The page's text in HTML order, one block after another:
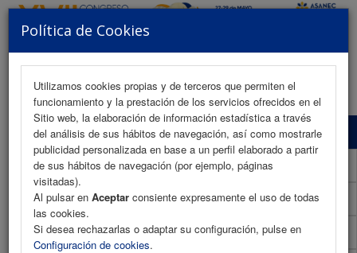
Política de Cookies
Utilizamos cookies propias y de terceros que permiten el
funcionamiento y la prestación de los servicios ofrecidos en el
Sitio web, la elaboración de información estadística a través
del análisis de sus hábitos de navegación, así como mostrarle
publicidad personalizada en base a un perfil elaborado a partir
de sus hábitos de navegación (por ejemplo, páginas
visitadas).
Al pulsar en Aceptar consiente expresamente el uso de todas
las cookies.
Si desea rechazarlas o adaptar su configuración, pulse en
Configuración de cookies.
MENU
Programa Científico
Programa Científico (PDF)
Cronograma Programa Científico
Normativa comunicaciones